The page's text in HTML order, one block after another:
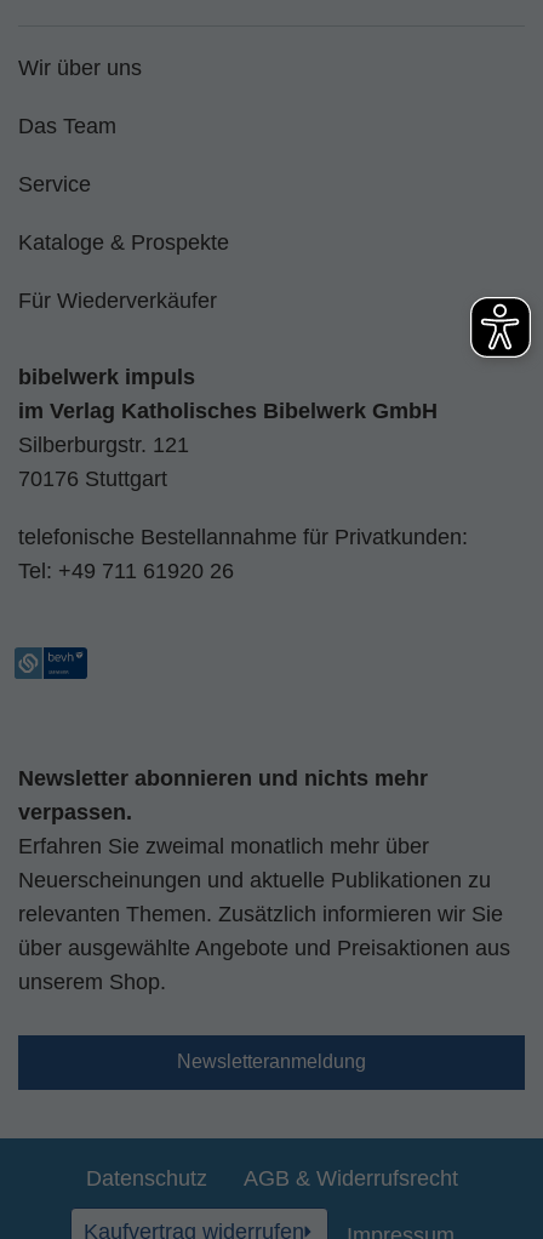
Wir über uns
Das Team
Service
Kataloge & Prospekte
Für Wiederverkäufer
bibelwerk impuls
im Verlag Katholisches Bibelwerk GmbH
Silberburgstr. 121
70176 Stuttgart
telefonische Bestellannahme für Privatkunden:
Tel: +49 711 61920 26
Newsletter abonnieren und nichts mehr
verpassen.
Erfahren Sie zweimal monatlich mehr über
Neuerscheinungen und aktuelle Publikationen zu
relevanten Themen. Zusätzlich informieren wir Sie
über ausgewählte Angebote und Preisaktionen aus
unserem Shop.
Newsletteranmeldung
Datenschutz AGB & Widerrufsrecht
Kaufvertrag widerrufen